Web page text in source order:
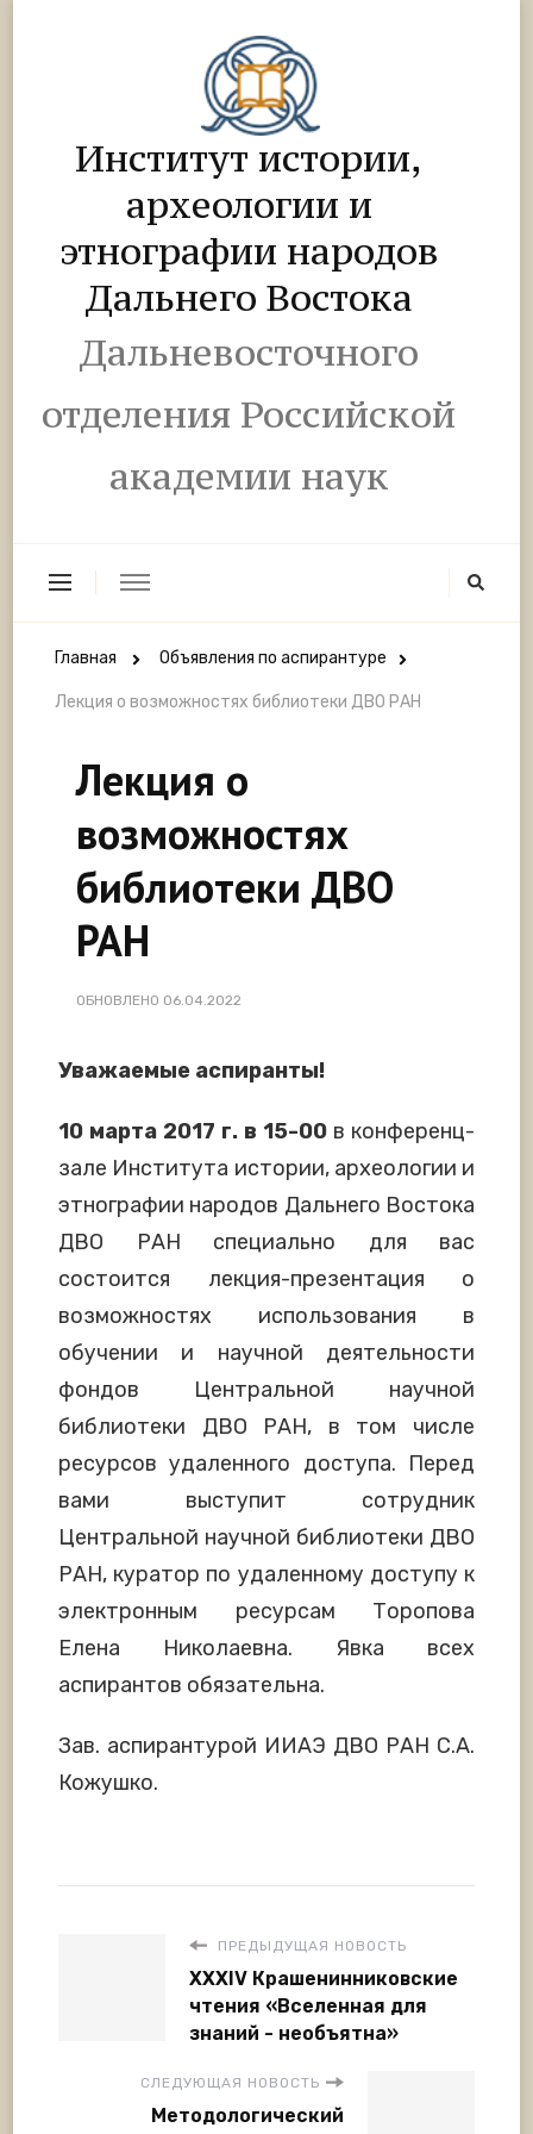
Институт истории,
археологии и
этнографии народов
Дальнего Востока
Дальневосточного
отделения Российской
академии наук
Главная Объявления по аспирантуре
Лекция о возможностях библиотеки ДВО РАН
Лекция о
возможностях
библиотеки ДВО
РАН
ОБНОВЛЕНО 06.04.2022
Уважаемые аспиранты!
10 марта 2017 г. в 15-00 в конференц-
зале Института истории, археологии и
этнографии народов Дальнего Востока
ДВО РАН специально для вас
состоится лекция-презентация о
возможностях использования в
обучении и научной деятельности
фондов Центральной научной
библиотеки ДВО РАН, в том числе
ресурсов удаленного доступа. Перед
вами выступит сотрудник
Центральной научной библиотеки ДВО
РАН, куратор по удаленному доступу к
электронным ресурсам Торопова
Елена Николаевна. Явка всех
аспирантов обязательна.
Зав. аспирантурой ИИАЭ ДВО РАН С.А.
Кожушко.
ПРЕДЫДУЩАЯ НОВОСТЬ
XXXIV Крашенинниковские
чтения «Вселенная для
знаний - необъятна»
СЛЕДУЮЩАЯ НОВОСТЬ
Методологический